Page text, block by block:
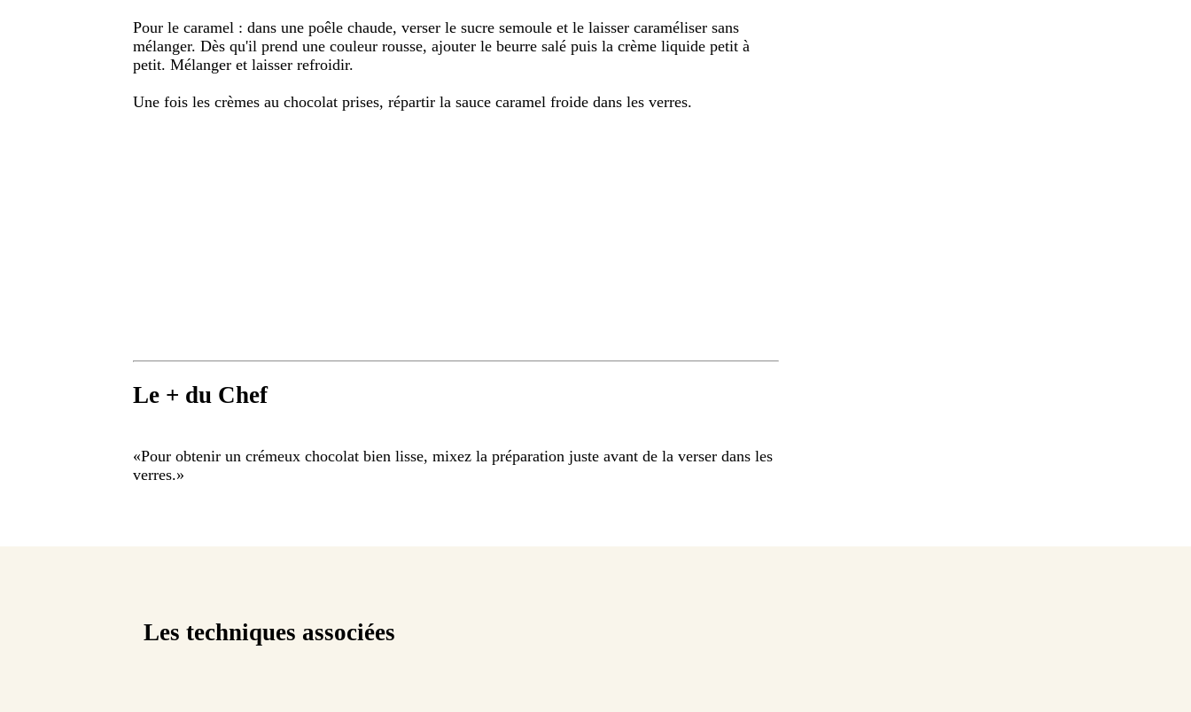
Pour le caramel : dans une poêle chaude, verser le sucre semoule et le laisser caraméliser sans
mélanger. Dès qu'il prend une couleur rousse, ajouter le beurre salé puis la crème liquide petit à
petit. Mélanger et laisser refroidir.
Une fois les crèmes au chocolat prises, répartir la sauce caramel froide dans les verres.
Le + du Chef
«Pour obtenir un crémeux chocolat bien lisse, mixez la préparation juste avant de la verser dans les
verres.»
Les techniques associées